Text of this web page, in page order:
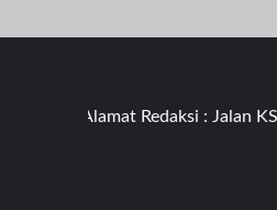
Alamat Redaksi : Jalan KS.